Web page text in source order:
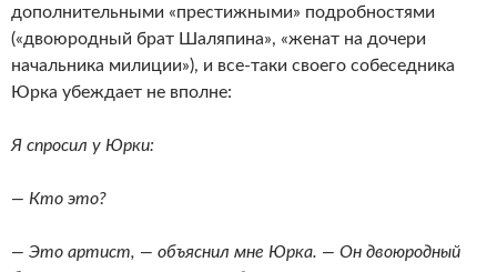
дополнительными «престижными» подробностями
(«двоюродный брат Шаляпина», «женат на дочери
начальника милиции»), и все-таки своего собеседника
Юрка убеждает не вполне:
Я спросил у Юрки:
— Кто это?
— Это артист, — объяснил мне Юрка. — Он двоюродный